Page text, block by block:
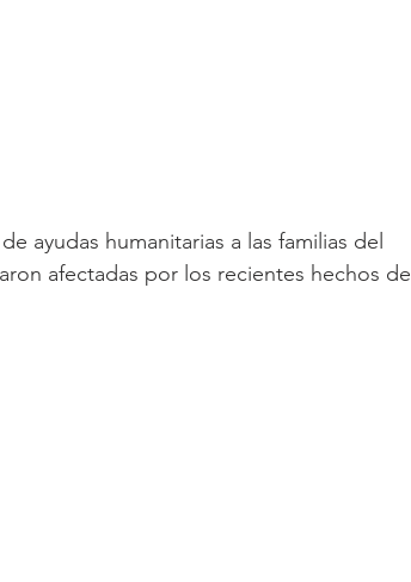
ayudas humanitarias a las familias del
afectadas por los recientes hechos de